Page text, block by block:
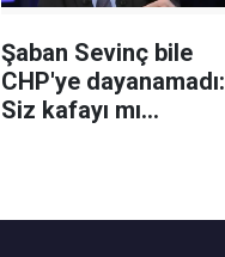
Şaban Sevinç bile
CHP'ye dayanamadı:
Siz kafayı mı